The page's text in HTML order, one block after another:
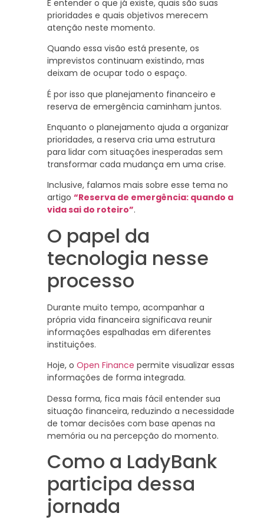
É entender o que já existe, quais são suas
prioridades e quais objetivos merecem
atenção neste momento.
Quando essa visão está presente, os
imprevistos continuam existindo, mas
deixam de ocupar todo o espaço.
É por isso que planejamento financeiro e
reserva de emergência caminham juntos.
Enquanto o planejamento ajuda a organizar
prioridades, a reserva cria uma estrutura
para lidar com situações inesperadas sem
transformar cada mudança em uma crise.
Inclusive, falamos mais sobre esse tema no
artigo “Reserva de emergência: quando a
vida sai do roteiro”.
O papel da
tecnologia nesse
processo
Durante muito tempo, acompanhar a
própria vida financeira significava reunir
informações espalhadas em diferentes
instituições.
Hoje, o Open Finance permite visualizar essas
informações de forma integrada.
Dessa forma, fica mais fácil entender sua
situação financeira, reduzindo a necessidade
de tomar decisões com base apenas na
memória ou na percepção do momento.
Como a LadyBank
participa dessa
jornada